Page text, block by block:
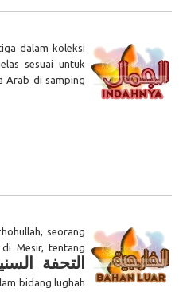
dalam koleksi
sesuai untuk
Arab di samping
seorang
Mesir, tentang
التحفة
bidang lughah